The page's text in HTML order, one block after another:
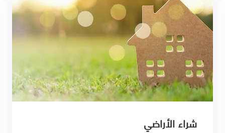
شراء الأراضي